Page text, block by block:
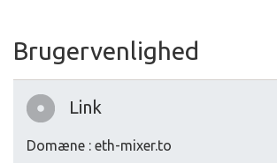
Brugervenlighed
Link
Domæne : eth-mixer.to